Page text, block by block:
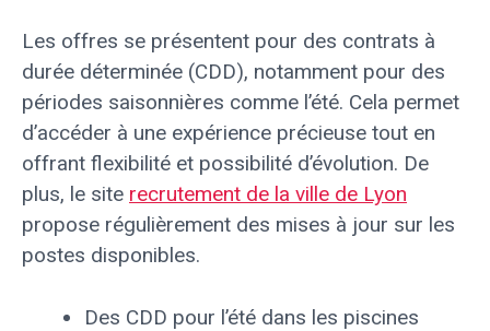
Les offres se présentent pour des contrats à
durée déterminée (CDD), notamment pour des
périodes saisonnières comme l’été. Cela permet
d’accéder à une expérience précieuse tout en
offrant flexibilité et possibilité d’évolution. De
plus, le site recrutement de la ville de Lyon
propose régulièrement des mises à jour sur les
postes disponibles.
Des CDD pour l’été dans les piscines